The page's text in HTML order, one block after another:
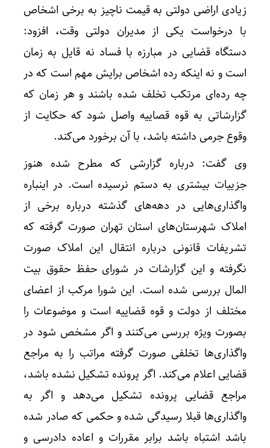
زیادی اراضی دولتی به قیمت ناچیز به برخی اشخاص
با درخواست یکی از مدیران دولتی وقت، افزود:
دستگاه قضایی در مبارزه با فساد نه قایل به زمان
است و نه اینکه رده اشخاص برایش مهم است که در
چه رده‌ای مرتکب تخلف شده باشند و هر زمان که
گزارشاتی به قوه قصاییه واصل شود که حکایت از
وقوع جرمی داشته باشد، با آن برخورد می‌کند.
وی گفت: درباره گزارشی که مطرح شده هنوز
جزییات بیشتری به دستم نرسیده است. در اینباره
واگذاری‌هایی در دهه‌های گذشته درباره برخی از
املاک شهرستان‌های استان تهران صورت گرفته که
تشریفات قانونی درباره انتقال این املاک صورت
نگرفته و این گزارشات در شورای حفظ حقوق بیت
المال بررسی شده است. این شورا مرکب از اعضای
مختلف از دولت و قوه قضاییه است و موضوعات را
بصورت ویژه بررسی می‌کنند و اگر مشخص شود در
واگذاری‌ها تخلفی صورت گرفته مراتب را به مراجع
قضایی اعلام می‌کند. اگر پرونده تشکیل نشده باشد،
مراجع قضایی پرونده تشکیل می‌دهد و اگر به
واگذاری‌ها قبلا رسیدگی شده و حکمی که صادر شده
باشد اشتباه باشد برابر مقررات و اعاده دادرسی و